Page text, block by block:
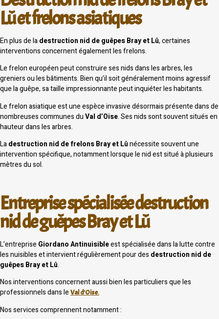
Lû et frelons asiatiques
En plus de ladestruction nid de guêpes Bray et Lû, certaines
interventions concernent également les frelons.
Le frelon européen peut construire ses nids dans les arbres, les
greniers ou les bâtiments. Bien qu’il soit généralement moins agressif
que la guêpe, sa taille impressionnante peut inquiéter les habitants.
Le frelon asiatique est une espèce invasive désormais présente dans de
nombreuses communes duVal d’Oise. Ses nids sont souvent situés en
hauteur dans les arbres.
Ladestruction nid de frelons Bray et Lûnécessite souvent une
intervention spécifique, notamment lorsque le nid est situé à plusieurs
mètres du sol.
Entreprise spécialisée destruction
nid de guêpes Bray et Lû
L’entreprise Giordano Antinuisibleest spécialisée dans la lutte contre
les nuisibles et intervient régulièrement pour des destruction nid de
guêpes Bray et Lû.
Nos interventions concernent aussi bien les particuliers que les
professionnels dans le Val d’Oise.
Nos services comprennent notamment :